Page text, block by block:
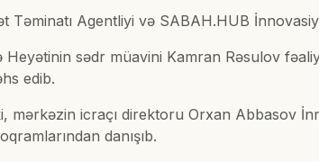
Təminatı Agentliyi və SABAH.HUB
sədr müavini Kamran Rəsulov
edib.
icraçı direktoru Orxan Abbasov
danışıb.